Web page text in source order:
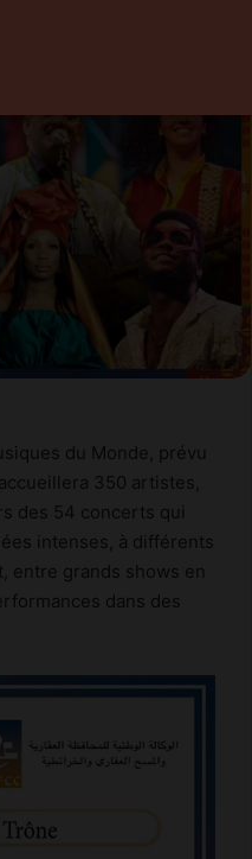
du Monde, prévu
350 artistes,
des 54 concerts qui
intenses, à différents
entre grands shows en
dans des